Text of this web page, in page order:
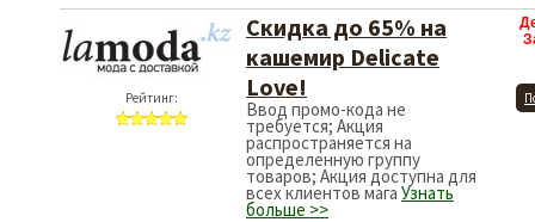
Рейтинг:
Скидка до 65% на
кашемир Delicate
Love!
Ввод промо-кода не
требуется; Акция
распространяется на
определенную группу
товаров; Акция доступна для
всех клиентов мага Узнать
больше >>